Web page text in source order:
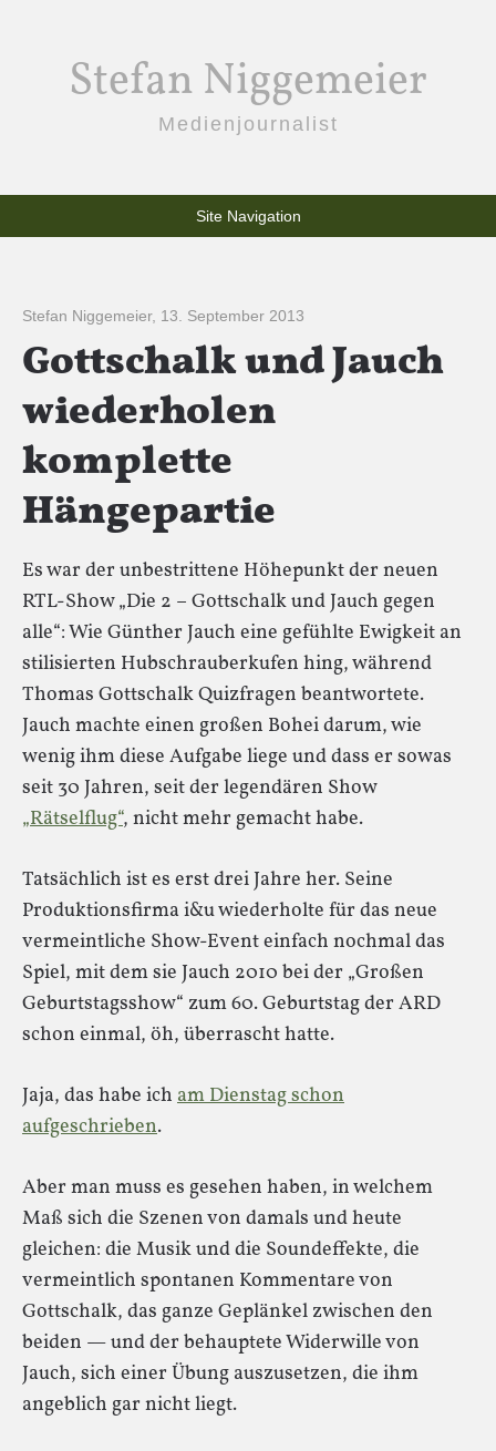
Stefan Niggemeier
Medienjournalist
Site Navigation
Stefan Niggemeier, 13. September 2013
Gottschalk und Jauch
wiederholen
komplette
Hängepartie
Es war der unbestrittene Höhepunkt der neuen
RTL-Show „Die 2 – Gottschalk und Jauch gegen
alle“: Wie Günther Jauch eine gefühlte Ewigkeit an
stilisierten Hubschrauberkufen hing, während
Thomas Gottschalk Quizfragen beantwortete.
Jauch machte einen großen Bohei darum, wie
wenig ihm diese Aufgabe liege und dass er sowas
seit 30 Jahren, seit der legendären Show
„Rätselflug“, nicht mehr gemacht habe.
Tatsächlich ist es erst drei Jahre her. Seine
Produktionsfirma i&u wiederholte für das neue
vermeintliche Show-Event einfach nochmal das
Spiel, mit dem sie Jauch 2010 bei der „Großen
Geburtstagsshow“ zum 60. Geburtstag der ARD
schon einmal, öh, überrascht hatte.
Jaja, das habe ich am Dienstag schon
aufgeschrieben.
Aber man muss es gesehen haben, in welchem
Maß sich die Szenen von damals und heute
gleichen: die Musik und die Soundeffekte, die
vermeintlich spontanen Kommentare von
Gottschalk, das ganze Geplänkel zwischen den
beiden — und der behauptete Widerwille von
Jauch, sich einer Übung auszusetzen, die ihm
angeblich gar nicht liegt.